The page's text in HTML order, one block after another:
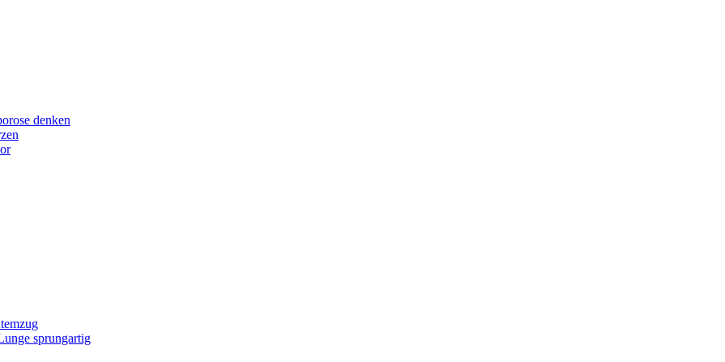
denken
sprungartig